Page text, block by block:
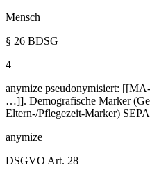
Mensch
§ 26 BDSG
4
anymize pseudonymisiert:
…]]. Demografische Marker
Eltern-/Pflegezeit-Marker)
anymize
DSGVO Art. 28